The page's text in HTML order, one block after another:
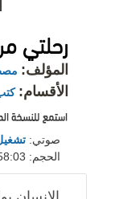
رحلتي
المؤلف:
الأقسام:
صوتي:
الحجم: 2:58:03 — 40.8MB)